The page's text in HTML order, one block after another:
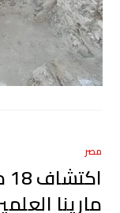
مصر
مارينا